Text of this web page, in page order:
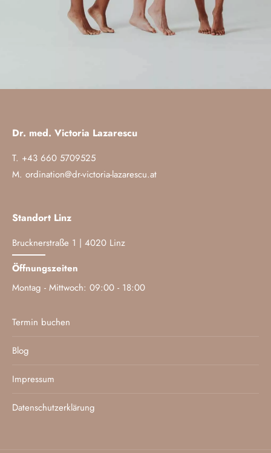
Dr. med. Victoria Lazarescu
T. +43 660 5709525
M. ordination@dr-victoria-lazarescu.at
Standort Linz
Brucknerstraße 1 | 4020 Linz
Öffnungszeiten
Montag - Mittwoch: 09:00 - 18:00
Termin buchen
Blog
Impressum
Datenschutzerklärung